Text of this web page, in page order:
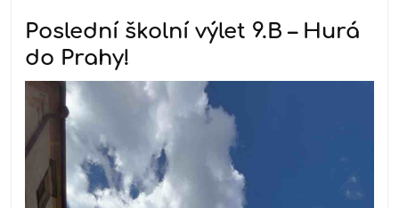
Poslední školní výlet 9.B – Hurá
do Prahy!